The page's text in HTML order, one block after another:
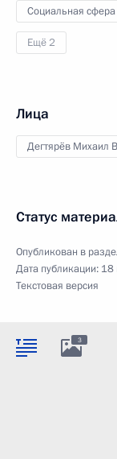
Социальная сфера
Ещё 2
Лица
Дегтярёв Михаил
Статус
Опубликован в
Дата публикации: 18
Текстовая версия
3